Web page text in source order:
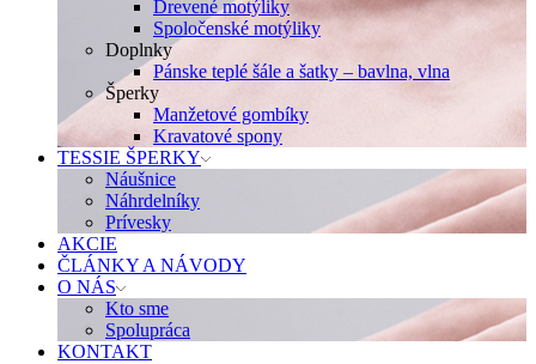
Drevené motýliky
Spoločenské motýliky
Doplnky
Pánske teplé šále a šatky – bavlna, vlna
Šperky
Manžetové gombíky
Kravatové spony
TESSIE ŠPERKY
Náušnice
Náhrdelníky
Prívesky
AKCIE
ČLÁNKY A NÁVODY
O NÁS
Kto sme
Spolupráca
KONTAKT